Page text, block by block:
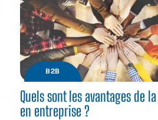
B2B
Quels sont les avantages de
en entreprise ?